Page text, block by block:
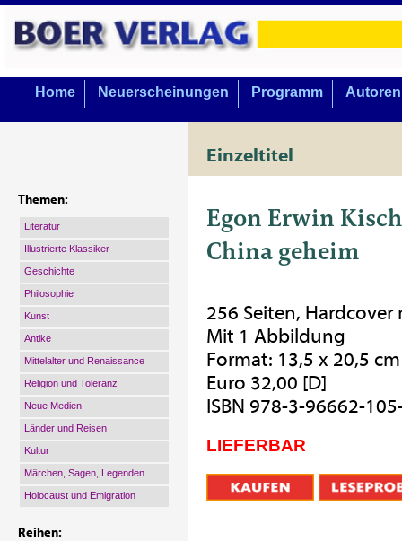
Home Neuerscheinungen Programm Autoren
Einzeltitel
Themen:
Literatur
Illustrierte Klassiker
Geschichte
Philosophie
Kunst
Antike
Mittelalter und Renaissance
Religion und Toleranz
Neue Medien
Länder und Reisen
Kultur
Märchen, Sagen, Legenden
Holocaust und Emigration
Reihen:
Egon Erwin Kisch
China geheim
256 Seiten,
Mit 1 Abbildung
Format: 13,5 x 20,5 cm
Euro 32,00 [D]
ISBN 978-3-96662-
LIEFERBAR